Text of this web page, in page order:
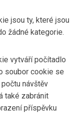
jsou ty, které jsou
žádné kategorie.
vytváří počítadlo
soubor cookie se
návštěv
také zabránit
příspěvku